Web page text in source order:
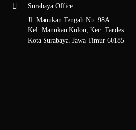
Surabaya Office
Jl. Manukan Tengah No. 98A
Kel. Manukan Kulon, Kec. Tandes
Kota Surabaya, Jawa Timur 60185